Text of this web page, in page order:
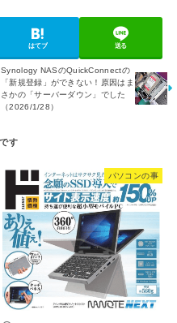
はてブ 送る
Synology NASのQuickConnectの
「新規登録」ができない！原因はま
さかの「サーバーダウン」でした
（2026/1/28）
パソコンの事